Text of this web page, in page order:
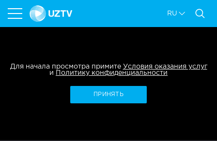
RU
Для начала просмотра примите Условия оказания услуг
и
Политику конфиденциальности
ПРИНЯТЬ